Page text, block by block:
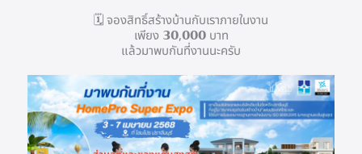
🗓️ จองสิทธิ์สร้างบ้านกับเราภายในงาน
เพียง 𝟯𝟬,𝟬𝟬𝟬 บาท
แล้วมาพบกันที่งานนะครับ